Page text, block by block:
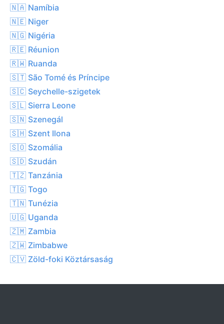
🇳🇦 Namíbia
🇳🇪 Niger
🇳🇬 Nigéria
🇷🇪 Réunion
🇷🇼 Ruanda
🇸🇹 São Tomé és Príncipe
🇸🇨 Seychelle-szigetek
🇸🇱 Sierra Leone
🇸🇳 Szenegál
🇸🇭 Szent Ilona
🇸🇴 Szomália
🇸🇩 Szudán
🇹🇿 Tanzánia
🇹🇬 Togo
🇹🇳 Tunézia
🇺🇬 Uganda
🇿🇲 Zambia
🇿🇼 Zimbabwe
🇨🇻 Zöld-foki Köztársaság